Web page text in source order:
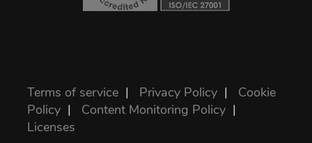
Terms of service | Privacy Policy | Cookie
Policy | Content Monitoring Policy |
Licenses